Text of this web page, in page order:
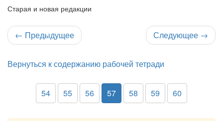
Старая и новая редакции
← Предыдущее Следующее →
Вернуться к содержанию рабочей тетради
54 55 56 57 58 59 60